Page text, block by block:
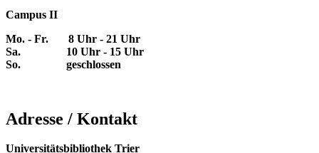
Campus II
Mo. - Fr. 8 Uhr - 21 Uhr
Sa. 10 Uhr - 15 Uhr
So. geschlossen
Adresse / Kontakt
Universitätsbibliothek Trier